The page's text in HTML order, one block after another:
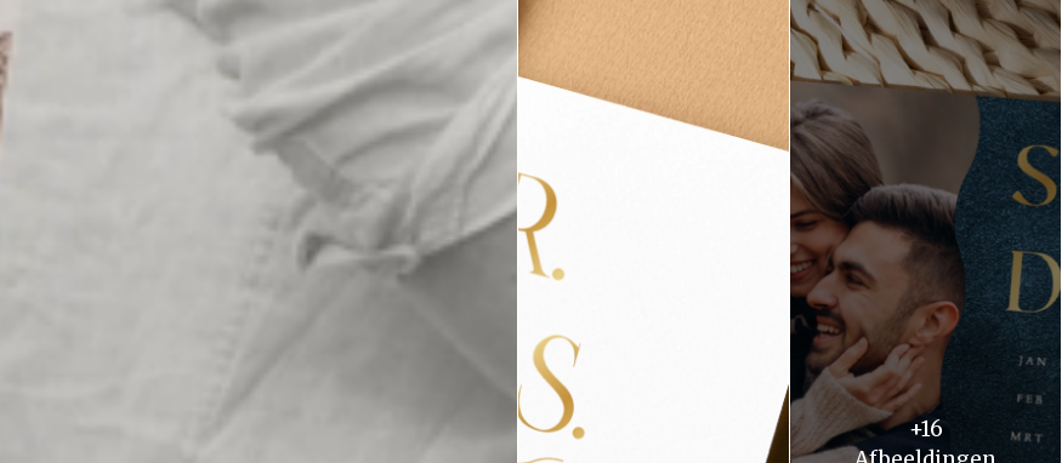
+16